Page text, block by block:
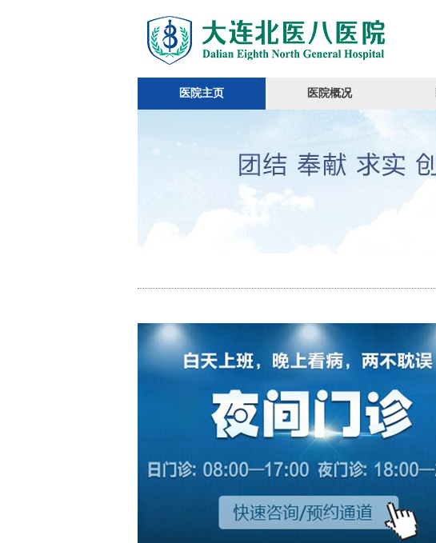
医院主页 医院概况